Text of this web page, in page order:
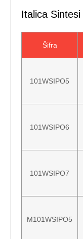
Italica
Šifra
101WSIPO5
101WSIPO6
101WSIPO7
M101WSIPO5